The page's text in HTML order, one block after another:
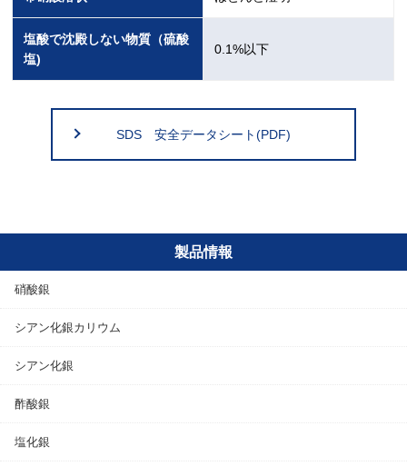
塩酸で沈殿しない物質（硫酸
塩)
0.1%以下
SDS 安全データシート(PDF)
製品情報
硝酸銀
シアン化銀カリウム
シアン化銀
酢酸銀
塩化銀